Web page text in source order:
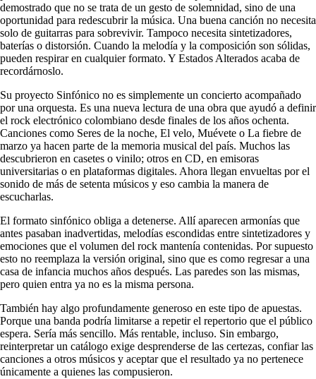
demostrado que no se trata de un gesto de solemnidad, sino de una
oportunidad para redescubrir la música. Una buena canción no necesita
solo de guitarras para sobrevivir. Tampoco necesita sintetizadores,
baterías o distorsión. Cuando la melodía y la composición son sólidas,
pueden respirar en cualquier formato. Y Estados Alterados acaba de
recordárnoslo.
Su proyecto Sinfónico no es simplemente un concierto acompañado
por una orquesta. Es una nueva lectura de una obra que ayudó a definir
el rock electrónico colombiano desde finales de los años ochenta.
Canciones como Seres de la noche, El velo, Muévete o La fiebre de
marzo ya hacen parte de la memoria musical del país. Muchos las
descubrieron en casetes o vinilo; otros en CD, en emisoras
universitarias o en plataformas digitales. Ahora llegan envueltas por el
sonido de más de setenta músicos y eso cambia la manera de
escucharlas.
El formato sinfónico obliga a detenerse. Allí aparecen armonías que
antes pasaban inadvertidas, melodías escondidas entre sintetizadores y
emociones que el volumen del rock mantenía contenidas. Por supuesto
esto no reemplaza la versión original, sino que es como regresar a una
casa de infancia muchos años después. Las paredes son las mismas,
pero quien entra ya no es la misma persona.
También hay algo profundamente generoso en este tipo de apuestas.
Porque una banda podría limitarse a repetir el repertorio que el público
espera. Sería más sencillo. Más rentable, incluso. Sin embargo,
reinterpretar un catálogo exige desprenderse de las certezas, confiar las
canciones a otros músicos y aceptar que el resultado ya no pertenece
únicamente a quienes las compusieron.